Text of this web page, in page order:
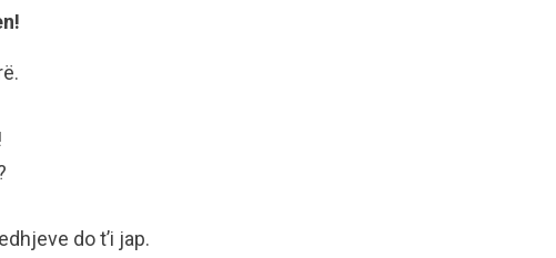
do t’i jap.